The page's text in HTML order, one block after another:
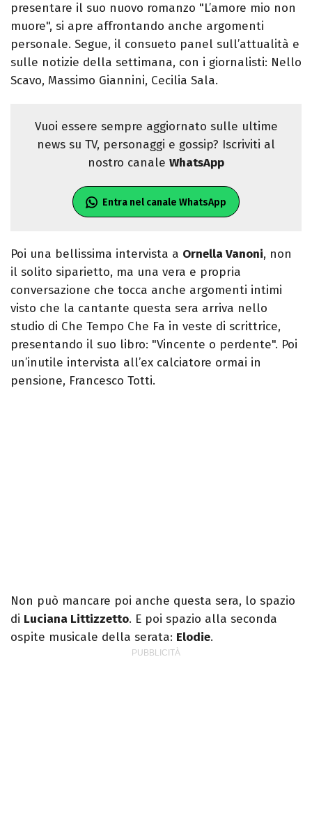
presentare il suo nuovo romanzo "L’amore mio non
muore", si apre affrontando anche argomenti
personale. Segue, il consueto panel sull’attualità e
sulle notizie della settimana, con i giornalisti: Nello
Scavo, Massimo Giannini, Cecilia Sala.
Vuoi essere sempre aggiornato sulle ultime
news su TV, personaggi e gossip? Iscriviti al
nostro canale WhatsApp
Entra nel canale WhatsApp
Poi una bellissima intervista a Ornella Vanoni, non
il solito siparietto, ma una vera e propria
conversazione che tocca anche argomenti intimi
visto che la cantante questa sera arriva nello
studio di Che Tempo Che Fa in veste di scrittrice,
presentando il suo libro: "Vincente o perdente". Poi
un’inutile intervista all’ex calciatore ormai in
pensione, Francesco Totti.
Non può mancare poi anche questa sera, lo spazio
di Luciana Littizzetto. E poi spazio alla seconda
ospite musicale della serata: Elodie.